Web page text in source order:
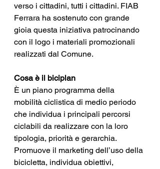
verso i cittadini, tutti i cittadini. FIAB
Ferrara ha sostenuto con grande
gioia questa iniziativa patrocinando
con il logo i materiali promozionali
realizzati dal Comune.
Cosa è il biciplan
È un piano programma della
mobilità ciclistica di medio periodo
che individua i principali percorsi
ciclabili da realizzare con la loro
tipologia, priorità e gerarchia.
Promuove il marketing dell’uso della
bicicletta, individua obiettivi,